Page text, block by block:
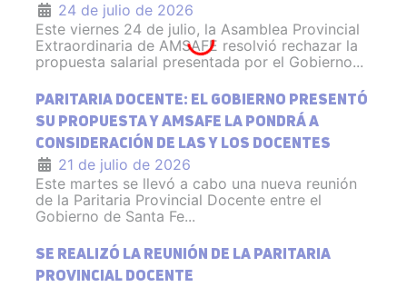
24 de julio de 2026
Este viernes 24 de julio, la Asamblea Provincial
Extraordinaria de AMSAFE resolvió rechazar la
propuesta salarial presentada por el Gobierno...
PARITARIA DOCENTE: EL GOBIERNO PRESENTÓ
SU PROPUESTA Y AMSAFE LA PONDRÁ A
CONSIDERACIÓN DE LAS Y LOS DOCENTES
21 de julio de 2026
Este martes se llevó a cabo una nueva reunión
de la Paritaria Provincial Docente entre el
Gobierno de Santa Fe...
SE REALIZÓ LA REUNIÓN DE LA PARITARIA
PROVINCIAL DOCENTE